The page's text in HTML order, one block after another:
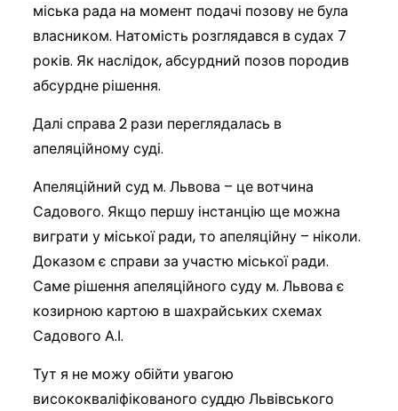
міська рада на момент подачі позову не була
власником. Натомість розглядався в судах 7
років. Як наслідок, абсурдний позов породив
абсурдне рішення.
Далі справа 2 рази переглядалась в
апеляційному суді.
Апеляційний суд м. Львова – це вотчина
Садового. Якщо першу інстанцію ще можна
виграти у міської ради, то апеляційну – ніколи.
Доказом є справи за участю міської ради.
Саме рішення апеляційного суду м. Львова є
козирною картою в шахрайських схемах
Садового А.І.
Тут я не можу обійти увагою
висококваліфікованого суддю Львівського